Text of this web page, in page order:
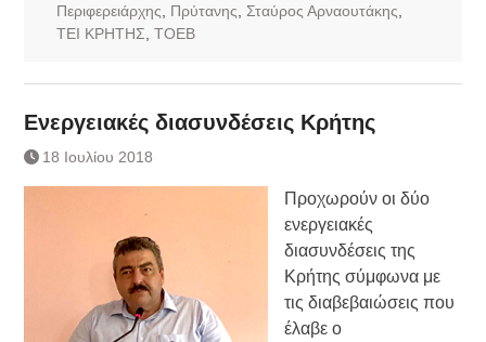
Περιφερειάρχης
Πρύτανης Σταύρος Αρναουτάκης
ΤΕΙ ΚΡΗΤΗΣ ΤΟΕΒ
Ενεργειακές διασυνδέσεις Κρήτης
18 Ιουλίου 2018
Προχωρούν οι δύο
ενεργειακές
διασυνδέσεις της
Κρήτης σύμφωνα με
τις διαβεβαιώσεις που
έλαβε ο